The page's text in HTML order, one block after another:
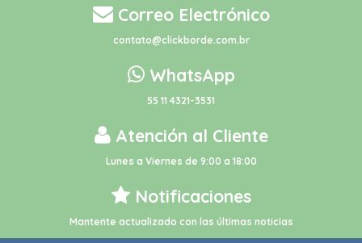
Correo Electrónico
contato@clickborde.com.br
WhatsApp
55 11 4321-3531
Atención al Cliente
Lunes a Viernes de 9:00 a 18:00
Notificaciones
Mantente actualizado con las últimas noticias